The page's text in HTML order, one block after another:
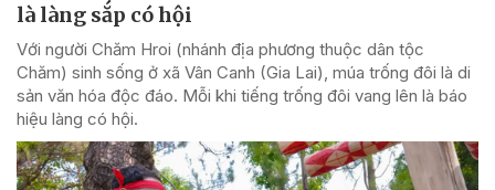
là làng sắp có hội
Với người Chăm Hroi (nhánh địa phương thuộc dân tộc
Chăm) sinh sống ở xã Vân Canh (Gia Lai), múa trống đôi là di
sản văn hóa độc đáo. Mỗi khi tiếng trống đôi vang lên là báo
hiệu làng có hội.